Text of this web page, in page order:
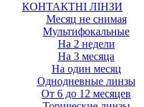
КОНТАКТНІ ЛІНЗИ
Месяц не снимая
Мультифокальные
На 2 недели
На 3 месяца
На один месяц
Однодневные линзы
От 6 до 12 месяцев